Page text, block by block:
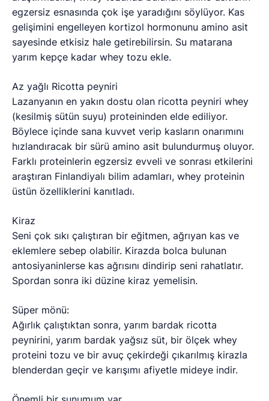
egzersiz esnasında çok işe yaradığını söylüyor. Kas
gelişimini engelleyen kortizol hormonunu amino asit
sayesinde etkisiz hale getirebilirsin. Su matarana
yarım kepçe kadar whey tozu ekle.
Az yağlı Ricotta peyniri
Lazanyanın en yakın dostu olan ricotta peyniri whey
(kesilmiş sütün suyu) proteininden elde ediliyor.
Böylece içinde sana kuvvet verip kasların onarımını
hızlandıracak bir sürü amino asit bulundurmuş oluyor.
Farklı proteinlerin egzersiz evveli ve sonrası etkilerini
araştıran Finlandiyalı bilim adamları, whey proteinin
üstün özelliklerini kanıtladı.
Kiraz
Seni çok sıkı çalıştıran bir eğitmen, ağrıyan kas ve
eklemlere sebep olabilir. Kirazda bolca bulunan
antosiyaninlerse kas ağrısını dindirip seni rahatlatır.
Spordan sonra iki düzine kiraz yemelisin.
Süper mönü:
Ağırlık çalıştıktan sonra, yarım bardak ricotta
peynirini, yarım bardak yağsız süt, bir ölçek whey
proteini tozu ve bir avuç çekirdeği çıkarılmış kirazla
blenderdan geçir ve karışımı afiyetle mideye indir.